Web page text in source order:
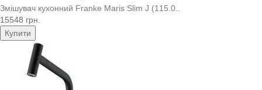
Змішувач кухонний Franke Maris Slim J (115.0..
15548 грн.
Купити